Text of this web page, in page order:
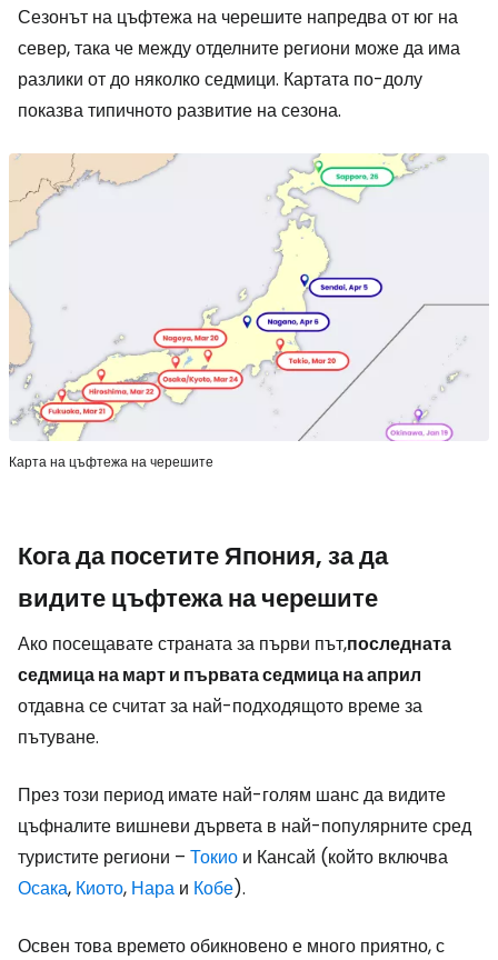
Сезонът на цъфтежа на черешите напредва от юг на
север, така че между отделните региони може да има
разлики от до няколко седмици. Картата по-долу
показва типичното развитие на сезона.
Карта на цъфтежа на черешите
Кога да посетите Япония, за да
видите цъфтежа на черешите
Ако посещавате страната за първи път,последната
седмица на март и първата седмица на април
отдавна се считат за най-подходящото време за
пътуване.
През този период имате най-голям шанс да видите
цъфналите вишневи дървета в най-популярните сред
туристите региони – Токио и Кансай (който включва
Осака, Киото, Нара и Кобе).
Освен това времето обикновено е много приятно, с